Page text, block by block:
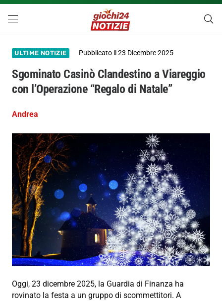
ULTIME NOTIZIE Pubblicato il23 Dicembre 2025
Sgominato Casinò Clandestino a Viareggio
con l’Operazione “Regalo di Natale”
Andrea
Oggi, 23 dicembre 2025, la Guardia di Finanza ha
rovinato la festa a un gruppo di scommettitori. A